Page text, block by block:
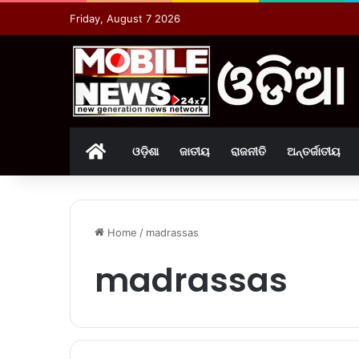
Friday, August 7 2026
Homeଓଡ଼ିଶା ଜାତୀୟ ରାଜନୀତି ଅନ୍ତର୍ଜାତୀୟ
Home / madrassas
madrassas